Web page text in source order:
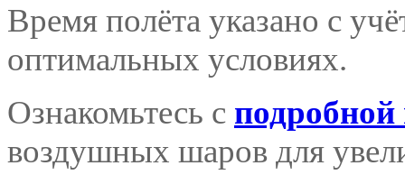
Время полёта указано с
оптимальных условиях.
Ознакомьтесь с
воздушных шаров для